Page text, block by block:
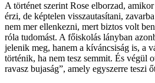
A történet szerint Rose elborzad,
érzi, de képtelen visszautasítani,
nem mer ellenkezni, mert biztos volt
róla tudomást. A főiskolás lányban
jelenik meg, hanem a kíváncsiság is, a
történik, ha nem tesz semmit. És végül
ravasz bujaság”, amely egyszerre teszi